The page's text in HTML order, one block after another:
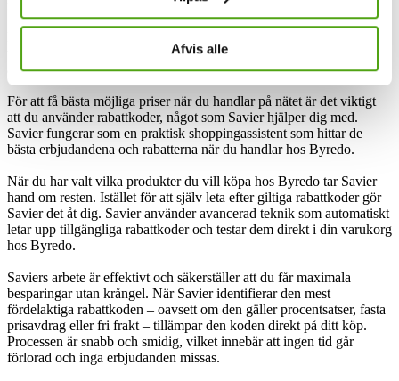
Afvis alle
fungerar och använda dem strategiskt.
testar automatiskt dina rabattkoder och tillämpar den som ger störst
avdrag direkt i din varukorg – allt med bara ett klick!
För att få bästa möjliga priser när du handlar på nätet är det viktigt
att du använder rabattkoder, något som Savier hjälper dig med.
Savier fungerar som en praktisk shoppingassistent som hittar de
bästa erbjudandena och rabatterna när du handlar hos Byredo.
När du har valt vilka produkter du vill köpa hos Byredo tar Savier
hand om resten. Istället för att själv leta efter giltiga rabattkoder gör
Savier det åt dig. Savier använder avancerad teknik som automatiskt
letar upp tillgängliga rabattkoder och testar dem direkt i din varukorg
hos Byredo.
Saviers arbete är effektivt och säkerställer att du får maximala
besparingar utan krångel. När Savier identifierar den mest
fördelaktiga rabattkoden – oavsett om den gäller procentsatser, fasta
prisavdrag eller fri frakt – tillämpar den koden direkt på ditt köp.
Processen är snabb och smidig, vilket innebär att ingen tid går
förlorad och inga erbjudanden missas.